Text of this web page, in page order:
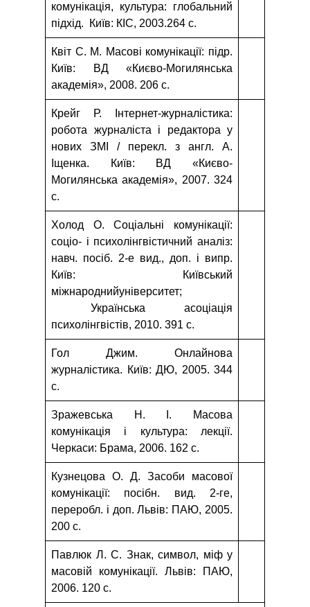
комунікація, культура: глобальний
підхід. Київ: КІС, 2003.264 с.
Квіт С. М. Масові комунікації: підр.
Київ: ВД «Києво-Могилянська
академія», 2008. 206 с.
Крейг Р. Інтернет-журналістика:
робота журналіста і редактора у
нових ЗМІ / перекл. з англ. А.
Іщенка. Київ: ВД «Києво-
Могилянська академія», 2007. 324
с.
Холод О. Соціальні комунікації:
соціо- і психолінгвістичний аналіз:
навч. посіб. 2-е вид., доп. і випр.
Київ: Київський
міжнароднийуніверситет;
Українська асоціація
психолінгвістів, 2010. 391 с.
Гол Джим. Онлайнова
журналістика. Київ: ДЮ, 2005. 344
с.
Зражевська Н. І. Масова
комунікація і культура: лекції.
Черкаси: Брама, 2006. 162 с.
Кузнецова О. Д. Засоби масової
комунікації: посібн. вид. 2-ге,
переробл. і доп. Львів: ПАЮ, 2005.
200 с.
Павлюк Л. С. Знак, символ, міф у
масовій комунікації. Львів: ПАЮ,
2006. 120 с.